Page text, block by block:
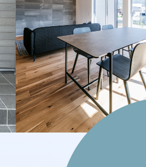
2024年10月
2024年9月
2024年8月
2024年7月
2024年6月